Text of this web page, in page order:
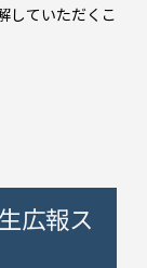
していただくこ
広報ス